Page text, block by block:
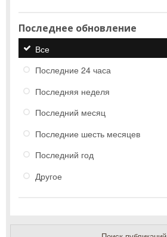
Последнее обновление
Все
Последние 24 часа
Последняя неделя
Последний месяц
Последние шесть месяцев
Последний год
Другое